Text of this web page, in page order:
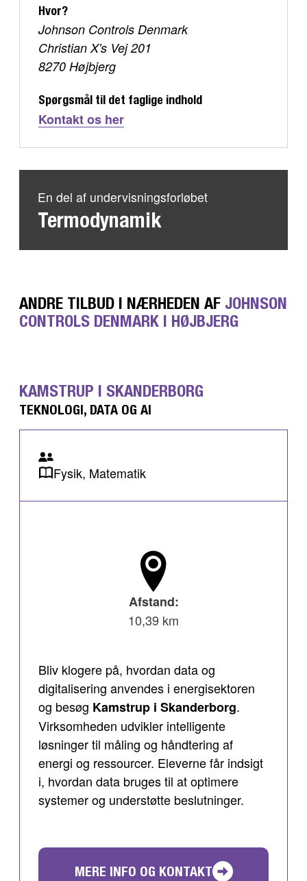
Hvor?
Johnson Controls Denmark
Christian X's Vej 201
8270 Højbjerg
Spørgsmål til det faglige indhold
Kontakt os her
En del af undervisningsforløbet
Termodynamik
ANDRE TILBUD I NÆRHEDEN AF JOHNSON
CONTROLS DENMARK I HØJBJERG
KAMSTRUP I SKANDERBORG
TEKNOLOGI, DATA OG AI
Fysik, Matematik
Afstand:
10,39 km
Bliv klogere på, hvordan data og
digitalisering anvendes i energisektoren
og besøg Kamstrup i Skanderborg.
Virksomheden udvikler intelligente
løsninger til måling og håndtering af
energi og ressourcer. Eleverne får indsigt
i, hvordan data bruges til at optimere
systemer og understøtte beslutninger.
MERE INFO OG KONTAKT